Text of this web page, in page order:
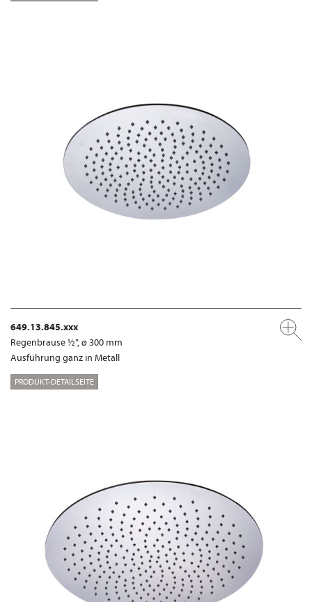
649.13.845.xxx
Regenbrause ½", ø 300 mm
Ausführung ganz in Metall
PRODUKT-DETAILSEITE